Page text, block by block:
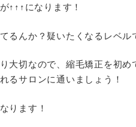
↑↑↑になります！
るんか？疑いたくなるレベル
大切なので、縮毛矯正を初
るサロンに通いましょう！
ります！